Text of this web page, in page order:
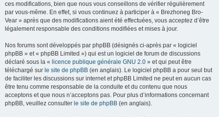
ces modifications, bien que nous vous conseillons de vérifier régulièrement
par vous-même. En effet, si vous continuez à participer à « Brezhoneg Bro-
Vear » après que des modifications aient été effectuées, vous acceptez d’être
légalement responsable des conditions modifiées et mises à jour.
Nos forums sont développés par phpBB (désignés ci-après par « logiciel
phpBB » et « phpBB Limited ») qui est un logiciel de forum de discussions
déclaré sous la « licence publique générale GNU 2.0 » et qui peut être
téléchargé sur le site de phpBB (en anglais). Le logiciel phpBB a pour seul but
de faciliter les discussions sur internet et phpBB Limited ne peut en aucun cas
être tenu comme responsable de la conduite et du contenu que nous
acceptons et que nous n’acceptons pas. Pour plus d’informations concernant
phpBB, veuillez consulter le site de phpBB (en anglais).